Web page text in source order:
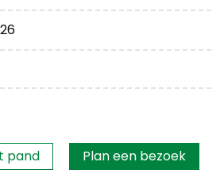
pand
Plan een bezoek